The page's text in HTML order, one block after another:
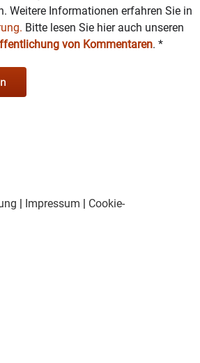
Weitere Informationen erfahren Sie in
Bitte lesen Sie hier auch unseren
von Kommentaren. *
| Impressum | Cookie-